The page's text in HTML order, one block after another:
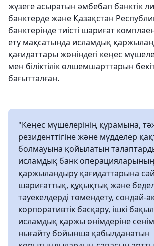
жүзеге асыратын әмбебап банктік
банктерде және Қазақстан
банктерінде тиісті шариғат
ету мақсатында исламдық
қағидаттары жөніндегі кеңес
мен біліктілік өлшемшарттарын
бағытталған.
"Кеңес мүшелерінің құрамына,
резиденттігіне және мүдделер
болмауына қойылатын
исламдық банк
қаржыландыру қағидаттарына
шариғаттық, құқықтық және
тәуекелдерді төмендету, сондай-
корпоративтік басқару, ішкі
исламдық қаржы өнімдеріне
нығайту бойынша қабылданатын